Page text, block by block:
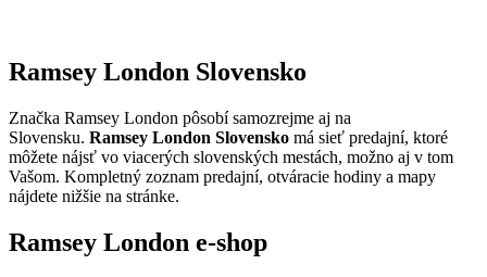
Ramsey London Slovensko
Značka Ramsey London pôsobí samozrejme aj na
Slovensku. Ramsey London Slovensko má sieť predajní, ktoré
môžete nájsť vo viacerých slovenských mestách, možno aj v tom
Vašom. Kompletný zoznam predajní, otváracie hodiny a mapy
nájdete nižšie na stránke.
Ramsey London e-shop